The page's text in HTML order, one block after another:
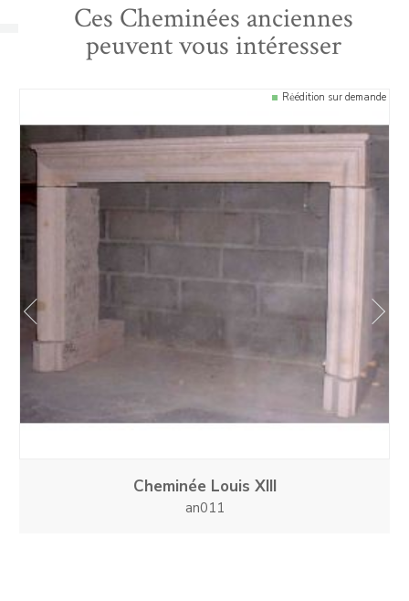
Ces Cheminées anciennes
peuvent vous intéresser
Cheminée Louis XIII
an011
Rėédition sur demande
prev next